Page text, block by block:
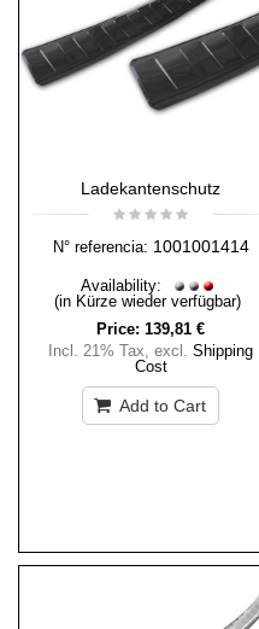
Ladekantenschutz
N° referencia: 1001001414
Availability:
(in Kürze wieder verfügbar)
Price: 139,81 €
Incl. 21% Tax, excl. Shipping
Cost
Add to Cart